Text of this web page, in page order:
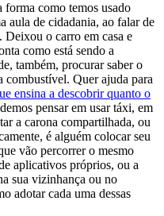
forma como temos usado
aula de cidadania, ao falar de
Deixou o carro em casa e
como está sendo a
também, procurar saber o
combustível. Quer ajuda para
ensina a descobrir quanto o
pensar em usar táxi, em
a carona compartilhada, ou
é alguém colocar seu
vão percorrer o mesmo
aplicativos próprios, ou a
sua vizinhança ou no
adotar cada uma dessas